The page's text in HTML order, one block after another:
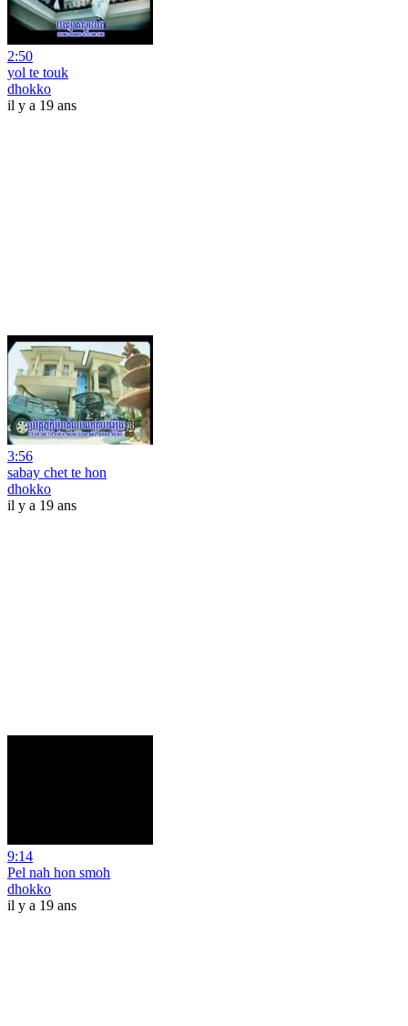
2:50
yol te touk
dhokko
il y a 19 ans
3:56
sabay chet te hon
dhokko
il y a 19 ans
9:14
Pel nah hon smoh
dhokko
il y a 19 ans